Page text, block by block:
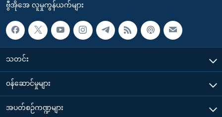
ဗွီအိုအေ လူမှုကွန်ယက်များ
သတင်း
၀န်ဆောင်မှုများ
အပတ်စဉ်ကဏ္ဍများ